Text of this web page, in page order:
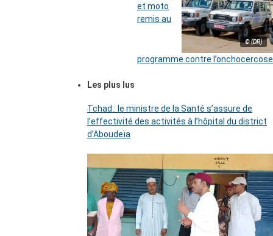
© (DR)
et moto
remis au
programme contre l’onchocercose
Les plus lus
Tchad : le ministre de la Santé s’assure de
l’effectivité des activités à l’hôpital du district
d’Aboudeïa